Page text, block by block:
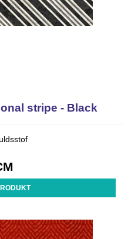
stripe - Black